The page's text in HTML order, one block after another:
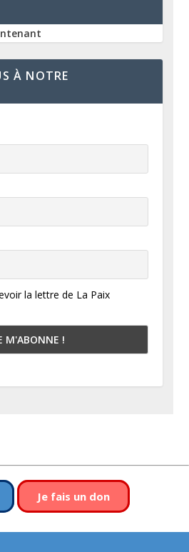
À NOTRE
la lettre de La Paix
Je fais un don